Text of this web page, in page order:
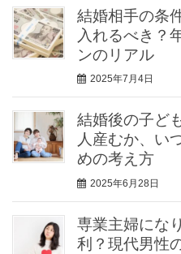
結婚相手の条
入れるべき？
ンのリアル
2025年7月4日
結婚後の子ど
人産むか、い
めの考え方
2025年6月28日
専業主婦にな
利？現代男性